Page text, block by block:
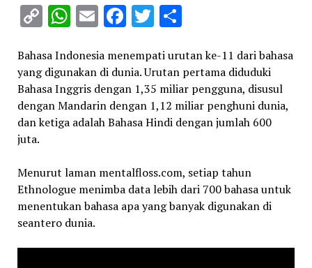
CopyWhatsApp
EmailFacebook
Twitter
Share
Bahasa Indonesia menempati urutan ke-11 dari bahasa
yang digunakan di dunia. Urutan pertama diduduki
Bahasa Inggris dengan 1,35 miliar pengguna, disusul
dengan Mandarin dengan 1,12 miliar penghuni dunia,
dan ketiga adalah Bahasa Hindi dengan jumlah 600
juta.
Menurut laman mentalfloss.com, setiap tahun
Ethnologue menimba data lebih dari 700 bahasa untuk
menentukan bahasa apa yang banyak digunakan di
seantero dunia.